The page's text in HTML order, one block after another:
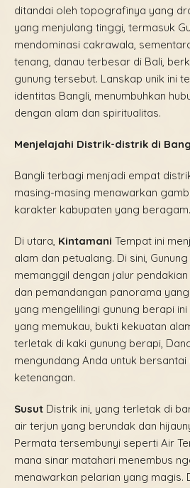
ditandai oleh topografinya yang
yang menjulang tinggi, termasuk
mendominasi cakrawala,
tenang, danau terbesar di Bali,
gunung tersebut. Lanskap unik ini
identitas Bangli, menumbuhkan
dengan alam dan spiritualitas.
Menjelajahi Distrik-distrik di
Bangli terbagi menjadi empat
masing-masing menawarkan
karakter kabupaten yang beragam.
Di utara, Kintamani Tempat ini
alam dan petualang. Di sini,
memanggil dengan jalur
dan pemandangan panorama
yang mengelilingi gunung berapi
yang memukau, bukti kekuatan
terletak di kaki gunung berapi,
mengundang Anda untuk bersantai
ketenangan.
Susut Distrik ini, yang terletak di
air terjun yang berundak dan
Permata tersembunyi seperti Air
mana sinar matahari menembus
menawarkan pelarian yang magis.